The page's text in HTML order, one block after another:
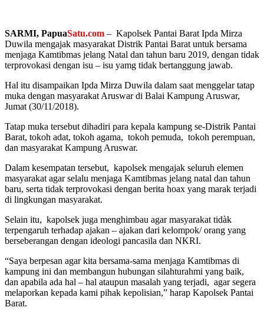
SARMI, PapuaSatu.com – Kapolsek Pantai Barat Ipda Mirza
Duwila mengajak masyarakat Distrik Pantai Barat untuk bersama
menjaga Kamtibmas jelang Natal dan tahun baru 2019, dengan tidak
terprovokasi dengan isu – isu yamg tidak bertanggung jawab.
Hal itu disampaikan Ipda Mirza Duwila dalam saat menggelar tatap
muka dengan masyarakat Aruswar di Balai Kampung Aruswar,
Jumat (30/11/2018).
Tatap muka tersebut dihadiri para kepala kampung se-Distrik Pantai
Barat, tokoh adat, tokoh agama, tokoh pemuda, tokoh perempuan,
dan masyarakat Kampung Aruswar.
Dalam kesempatan tersebut, kapolsek mengajak seluruh elemen
masyarakat agar selalu menjaga Kamtibmas jelang natal dan tahun
baru, serta tidak terprovokasi dengan berita hoax yang marak terjadi
di lingkungan masyarakat.
Selain itu, kapolsek juga menghimbau agar masyarakat tidàk
terpengaruh terhadap ajakan – ajakan dari kelompok/ orang yang
berseberangan dengan ideologi pancasila dan NKRI.
“Saya berpesan agar kita bersama-sama menjaga Kamtibmas di
kampung ini dan membangun hubungan silahturahmi yang baik,
dan apabila ada hal – hal ataupun masalah yang terjadi, agar segera
melaporkan kepada kami pihak kepolisian,” harap Kapolsek Pantai
Barat.